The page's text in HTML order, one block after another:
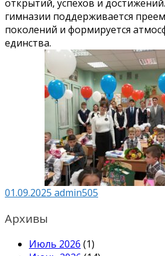
открытий, успехов и
гимназии поддерживается
поколений и формируется
единства.
01.09.2025 admin505
Архивы
Июль 2026 (1)